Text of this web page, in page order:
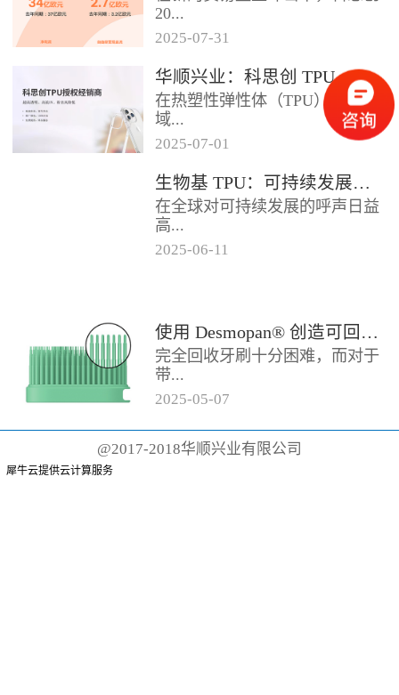
20...
25年第二季度业绩在充满挑战的
经济环境中公布。美国进口关税
的意外上调，对部分重点客户行
业...
2025-07-31
华顺兴业：科思创 TPU 一级代理商，优质 TPU 材料供应专家
在热塑性弹性体（TPU）材料领
域...
，华顺兴业凭借专业实力与行业
积淀，成为科思创 TPU 授权经销
商，为市场提供高品质的TP...
2025-07-01
生物基 TPU：可持续发展的材料新贵
在全球对可持续发展的呼声日益
高...
TP...
2025-06-11
使用 Desmopan® 创造可回收的热塑性聚氨酯牙刷头
完全回收牙刷十分困难，而对于
带...
有聚丙烯手柄和尼龙刷毛的传统
牙刷而言，这根本不可能。这些
2025-05-07
@2017-2018华顺兴业有限公司
犀牛云提供云计算服务